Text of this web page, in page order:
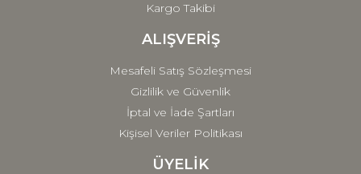
Kargo Takibi
ALIŞVERİŞ
Mesafeli Satış Sözleşmesi
Gizlilik ve Güvenlik
İptal ve İade Şartları
Kişisel Veriler Politikası
ÜYELİK